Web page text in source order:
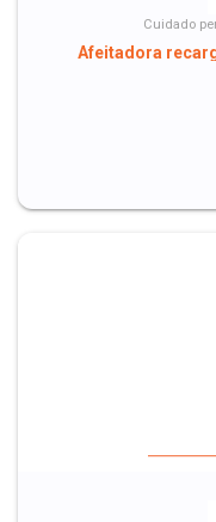
Cuidado
Afeitadora